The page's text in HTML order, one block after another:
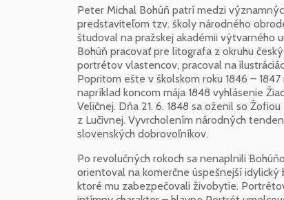
Peter Michal Bohúň patrí medzi
predstaviteľom tzv. školy národného
študoval na pražskej akadémii výtvarného
Bohúň pracovať pre litografa z okruhu
portrétov vlastencov, pracoval na
Popritom ešte v školskom roku 1846 –
napríklad koncom mája 1848 vyhlásenie
Veličnej. Dňa 21. 6. 1848 sa oženil so
z Lučivnej. Vyvrcholením národných
slovenských dobrovoľníkov.
Po revolučných rokoch sa nenaplnili
orientoval na komerčne úspešnejší
ktoré mu zabezpečovali živobytie.